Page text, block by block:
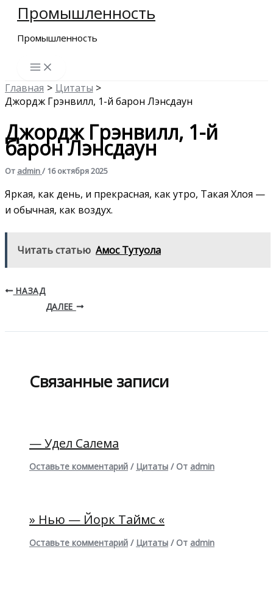
Перейти
содержимому
Промышленность
Промышленность
Главная
Цитаты
Джордж Грэнвилл, 1-й барон Лэнсдаун
Джордж Грэнвилл, 1-й
барон Лэнсдаун
От admin/ 16 октября 2025
Яркая, как день, и прекрасная, как утро, Такая Хлоя —
и обычная, как воздух.
Читать статью Амос Тутуола
НАЗАД
ДАЛЕЕ
Связанные записи
— Удел Салема
Оставьте комментарий / Цитаты / От admin
» Нью — Йорк Таймс «
Оставьте комментарий / Цитаты / От admin